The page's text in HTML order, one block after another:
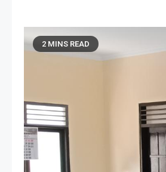
2 MINS READ